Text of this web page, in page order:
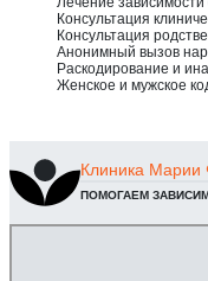
Консультация
Консультация
Анонимный вызов
Раскодирование и
Женское и мужское
Клиника Марии
ПОМОГАЕМ